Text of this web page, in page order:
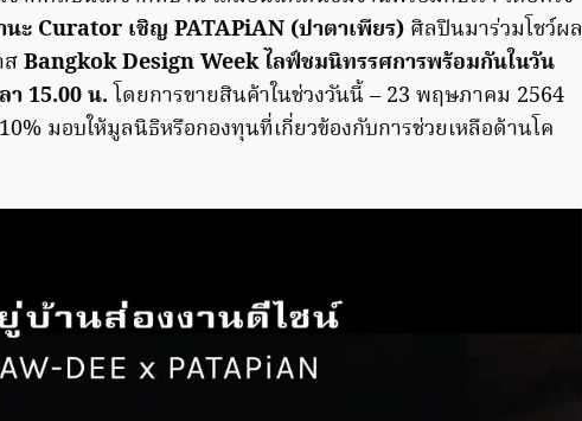
ะ Curator เชิญ PATAPiAN (ปาตาเพียร) ศิลปินมาร่วมโชว์ผล
สBangkok Design Week ไลฟ์ชมนิทรรศการพร้อมกันในวัน
า 15.00 น. โดยการขายสินค้าในช่วงวันนี้ – 23 พฤษภาคม 2564
มอบให้มูลนิธิหรือกองทุนที่เกี่ยวข้องกับการช่วยเหลือด้านโค